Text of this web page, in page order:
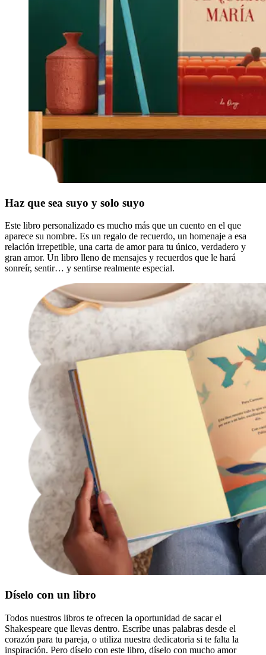
Haz que sea suyo y solo suyo
Este libro personalizado es mucho más que un cuento en el que
aparece su nombre. Es un regalo de recuerdo, un homenaje a esa
relación irrepetible, una carta de amor para tu único, verdadero y
gran amor. Un libro lleno de mensajes y recuerdos que le hará
sonreír, sentir… y sentirse realmente especial.
Díselo con un libro
Todos nuestros libros te ofrecen la oportunidad de sacar el
Shakespeare que llevas dentro. Escribe unas palabras desde el
corazón para tu pareja, o utiliza nuestra dedicatoria si te falta la
inspiración. Pero díselo con este libro, díselo con mucho amor